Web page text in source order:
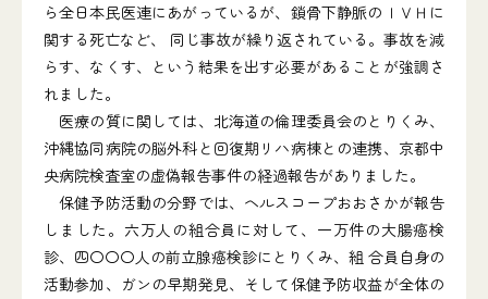
ら全日本民医連にあがっているが、鎖骨下静脈のＩＶＨに
関する死亡など、 同じ事故が繰り返されている。事故を減
らす、なくす、という結果を出す必要があることが強調さ
れました。
医療の質に関しては、北海道の倫理委員会のとりくみ、
沖縄協同病院の脳外科と回復期リハ病棟との連携、京都中
央病院検査室の虚偽報告事件の経過報告がありました。
保健予防活動の分野では、ヘルスコープおおさかが報告
しました。六万人の組合員に対して、一万件の大腸癌検
診、四〇〇〇人の前立腺癌検診にとりくみ、組 合員自身の
活動参加、ガンの早期発見、そして保健予防収益が全体の